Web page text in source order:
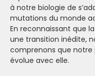
à notre biologie de
mutations du monde
En reconnaissant que
une transition inédite,
comprenons que notre
évolue avec elle.